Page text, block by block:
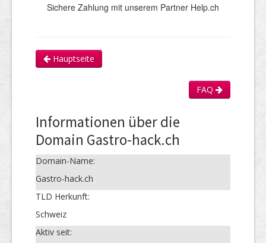
Sichere Zahlung mit unserem Partner Help.ch
Hauptseite
FAQ
Informationen über die
Domain Gastro-hack.ch
Domain-Name:
Gastro-hack.ch
TLD Herkunft:
Schweiz
Aktiv seit: